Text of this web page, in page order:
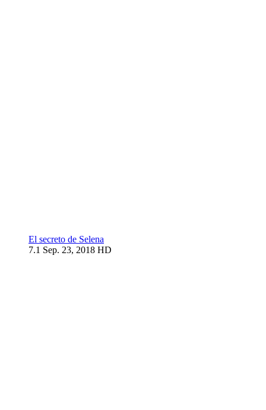
El secreto de Selena
7.1 Sep. 23, 2018 HD